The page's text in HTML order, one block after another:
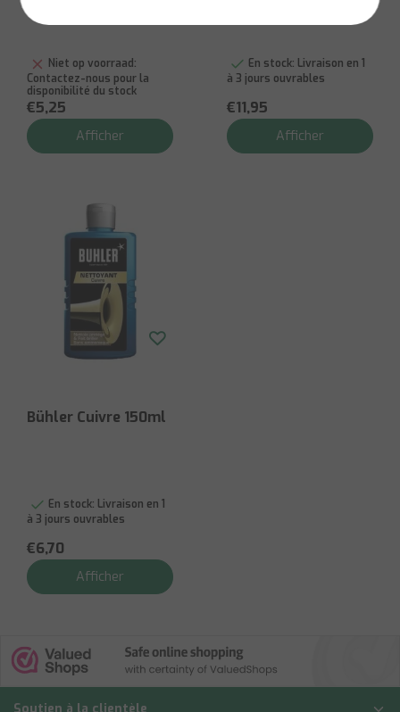
Niet op voorraad:
Contactez-nous pour la
disponibilité du stock
€5,25
Afficher
En stock: Livraison en 1
à 3 jours ouvrables
€11,95
Afficher
Bühler Cuivre 150ml
En stock: Livraison en 1
à 3 jours ouvrables
€6,70
Afficher
Soutien à la clientèle